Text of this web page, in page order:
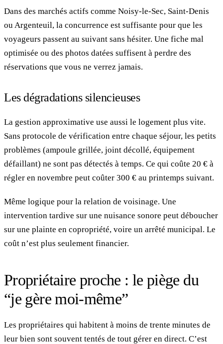
Dans des marchés actifs comme Noisy-le-Sec, Saint-Denis
ou Argenteuil, la concurrence est suffisante pour que les
voyageurs passent au suivant sans hésiter. Une fiche mal
optimisée ou des photos datées suffisent à perdre des
réservations que vous ne verrez jamais.
Les dégradations silencieuses
La gestion approximative use aussi le logement plus vite.
Sans protocole de vérification entre chaque séjour, les petits
problèmes (ampoule grillée, joint décollé, équipement
défaillant) ne sont pas détectés à temps. Ce qui coûte 20 € à
régler en novembre peut coûter 300 € au printemps suivant.
Même logique pour la relation de voisinage. Une
intervention tardive sur une nuisance sonore peut déboucher
sur une plainte en copropriété, voire un arrêté municipal. Le
coût n’est plus seulement financier.
Propriétaire proche : le piège du
“je gère moi-même”
Les propriétaires qui habitent à moins de trente minutes de
leur bien sont souvent tentés de tout gérer en direct. C’est